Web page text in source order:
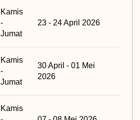
Kamis
-
Jumat
23 - 24 April 2026
Kamis
-
Jumat
30 April - 01 Mei
2026
Kamis